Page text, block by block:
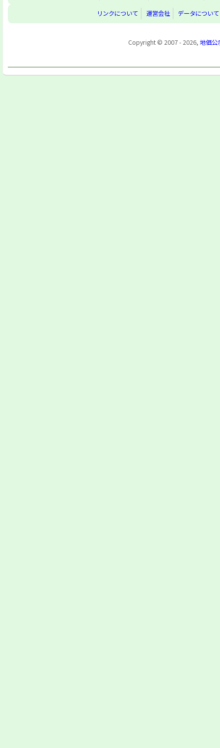
リンクについて 運営会社 データについて
Copyright © 2007 - 2026, 地価公